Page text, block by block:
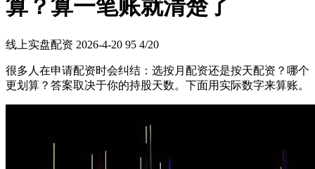
算？算一笔账就清楚了
线上实盘配资 2026-4-20 95 4/20
很多人在申请配资时会纠结：选按月配资还是按天配资？哪个
更划算？答案取决于你的持股天数。下面用实际数字来算账。